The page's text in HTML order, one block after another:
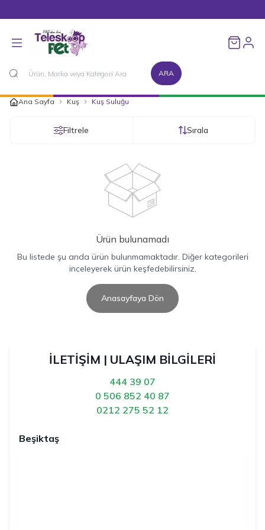
ARA
Ana Sayfa Kuş Kuş Suluğu
Filtrele Sırala
Ürün bulunamadı
Bu listede şu anda ürün bulunmamaktadır. Diğer kategorileri
inceleyerek ürün keşfedebilirsiniz.
Anasayfaya Dön
İLETİŞİM | ULAŞIM BİLGİLERİ
444 39 07
0 506 852 40 87
0212 275 52 12
Beşiktaş